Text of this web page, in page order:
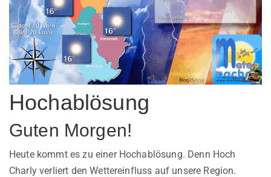
Hochablösung
Guten Morgen!
Heute kommt es zu einer Hochablösung. Denn Hoch
Charly verliert den Wettereinfluss auf unsere Region.